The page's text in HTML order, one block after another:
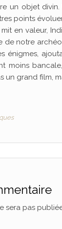
un objet
points
en valeur,
de notre
énigmes,
moins
un grand film,
sera pas